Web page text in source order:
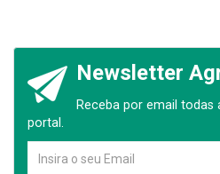
Newsletter
Receba por email todas
portal.